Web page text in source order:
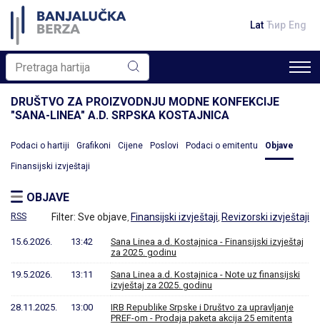
Lat Ћир Eng
DRUŠTVO ZA PROIZVODNJU MODNE KONFEKCIJE
"SANA-LINEA" A.D. SRPSKA KOSTAJNICA
Podaci o hartiji Grafikoni Cijene Poslovi Podaci o emitentu Objave
Finansijski izvještaji
OBJAVE
RSS Filter: Sve objave, Finansijski izvještaji, Revizorski izvještaji
15.6.2026. 13:42
Sana Linea a.d. Kostajnica - Finansijski izvještaj
za 2025. godinu
19.5.2026. 13:11
Sana Linea a.d. Kostajnica - Note uz finansijski
izvještaj za 2025. godinu
28.11.2025. 13:00
IRB Republike Srpske i Društvo za upravljanje
PREF-om - Prodaja paketa akcija 25 emitenta